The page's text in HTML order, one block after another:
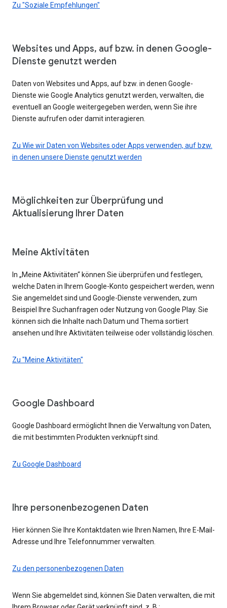
Zu "Soziale Empfehlungen"
Websites und Apps, auf bzw. in denen Google-
Dienste genutzt werden
Daten von Websites und Apps, auf bzw. in denen Google-
Dienste wie Google Analytics genutzt werden, verwalten, die
eventuell an Google weitergegeben werden, wenn Sie ihre
Dienste aufrufen oder damit interagieren.
Zu Wie wir Daten von Websites oder Apps verwenden, auf bzw.
in denen unsere Dienste genutzt werden
Möglichkeiten zur Überprüfung und
Aktualisierung Ihrer Daten
Meine Aktivitäten
In „Meine Aktivitäten“ können Sie überprüfen und festlegen,
welche Daten in Ihrem Google-Konto gespeichert werden, wenn
Sie angemeldet sind und Google-Dienste verwenden, zum
Beispiel Ihre Suchanfragen oder Nutzung von Google Play. Sie
können sich die Inhalte nach Datum und Thema sortiert
ansehen und Ihre Aktivitäten teilweise oder vollständig löschen.
Zu "Meine Aktivitäten"
Google Dashboard
Google Dashboard ermöglicht Ihnen die Verwaltung von Daten,
die mit bestimmten Produkten verknüpft sind.
Zu Google Dashboard
Ihre personenbezogenen Daten
Hier können Sie Ihre Kontaktdaten wie Ihren Namen, Ihre E-Mail-
Adresse und Ihre Telefonnummer verwalten.
Zu den personenbezogenen Daten
Wenn Sie abgemeldet sind, können Sie Daten verwalten, die mit